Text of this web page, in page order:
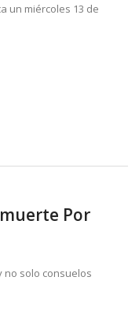
un miércoles 13 de
Por
no solo consuelos